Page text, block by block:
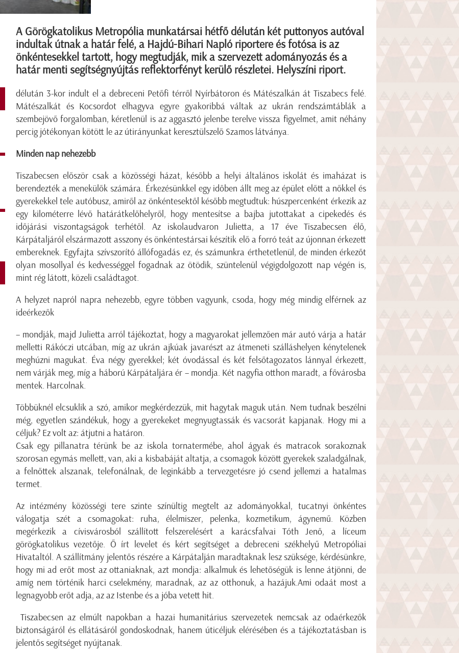
A Görögkatolikus Metropólia munkatársai hétfő délután két puttonyos autóval
indultak útnak a határ felé, a Hajdú-Bihari Napló riportere és fotósa is az
önkéntesekkel tartott, hogy megtudják, mik a szervezett adományozás és a
határ menti segítségnyújtás reflektorfényt kerülő részletei. Helyszíni riport.
délután 3-kor indult el a debreceni Petőfi térről Nyírbátoron és Mátészalkán át Tiszabecs felé.
Mátészalkát és Kocsordot elhagyva egyre gyakoribbá váltak az ukrán rendszámtáblák a
szembejövő forgalomban, kéretlenül is az aggasztó jelenbe terelve vissza figyelmet, amit néhány
percig jótékonyan kötött le az útirányunkat keresztülszelő Szamos látványa.
Minden nap nehezebb
Tiszabecsen először csak a közösségi házat, később a helyi általános iskolát és imaházat is
berendezték a menekülők számára. Érkezésünkkel egy időben állt meg az épület előtt a nőkkel és
gyerekekkel tele autóbusz, amiről az önkéntesektől később megtudtuk: húszpercenként érkezik az
egy kilométerre lévő határátkelőhelyről, hogy mentesítse a bajba jutottakat a cipekedés és
időjárási viszontagságok terhétől. Az iskolaudvaron Julietta, a 17 éve Tiszabecsen élő,
Kárpátaljáról elszármazott asszony és önkéntestársai készítik elő a forró teát az újonnan érkezett
embereknek. Egyfajta szívszorító állófogadás ez, és számunkra érthetetlenül, de minden érkezőt
olyan mosollyal és kedvességgel fogadnak az ötödik, szüntelenül végigdolgozott nap végén is,
mint rég látott, közeli családtagot.
A helyzet napról napra nehezebb, egyre többen vagyunk, csoda, hogy még mindig elférnek az
ideérkezők
– mondják, majd Julietta arról tájékoztat, hogy a magyarokat jellemzően már autó várja a határ
melletti Rákóczi utcában, míg az ukrán ajkúak javarészt az átmeneti szálláshelyen kénytelenek
meghúzni magukat. Éva négy gyerekkel; két óvodással és két felsőtagozatos lánnyal érkezett,
nem várják meg, míg a háború Kárpátaljára ér – mondja. Két nagyfia otthon maradt, a fővárosba
mentek. Harcolnak.
Többüknél elcsuklik a szó, amikor megkérdezzük, mit hagytak maguk után. Nem tudnak beszélni
még, egyetlen szándékuk, hogy a gyerekeket megnyugtassák és vacsorát kapjanak. Hogy mi a
céljuk? Ez volt az: átjutni a határon.
Csak egy pillanatra térünk be az iskola tornatermébe, ahol ágyak és matracok sorakoznak
szorosan egymás mellett, van, aki a kisbabáját altatja, a csomagok között gyerekek szaladgálnak,
a felnőttek alszanak, telefonálnak, de leginkább a tervezgetésre jó csend jellemzi a hatalmas
termet.
Az intézmény közösségi tere szinte színültig megtelt az adományokkal, tucatnyi önkéntes
válogatja szét a csomagokat: ruha, élelmiszer, pelenka, kozmetikum, ágynemű. Közben
megérkezik a cívisvárosból szállított felszerelésért a karácsfalvai Tóth Jenő, a líceum
görögkatolikus vezetője. Ő írt levelet és kért segítséget a debreceni székhelyű Metropóliai
Hivataltól. A szállítmány jelentős részére a Kárpátalján maradtaknak lesz szüksége, kérdésünkre,
hogy mi ad erőt most az ottaniaknak, azt mondja: alkalmuk és lehetőségük is lenne átjönni, de
amíg nem történik harci cselekmény, maradnak, az az otthonuk, a hazájuk.Ami odaát most a
legnagyobb erőt adja, az az Istenbe és a jóba vetett hit.
Tiszabecsen az elmúlt napokban a hazai humanitárius szervezetek nemcsak az odaérkezők
biztonságáról és ellátásáról gondoskodnak, hanem úticéljuk elérésében és a tájékoztatásban is
jelentős segítséget nyújtanak.